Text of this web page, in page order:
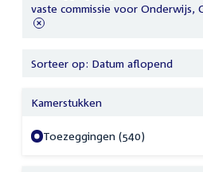
filter
verwijder
filter
vaste commissie voor Onderwijs,
Sorteer op: Datum aflopend
Kamerstukken
Toezeggingen (540)